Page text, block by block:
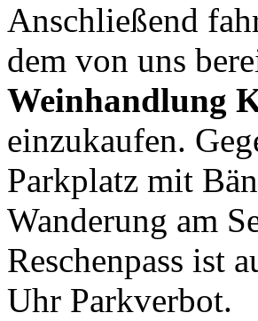
Anschließend
dem von uns
Weinhandlung
einzukaufen.
Parkplatz mit
Wanderung am
Reschenpass ist
Uhr Parkverbot.